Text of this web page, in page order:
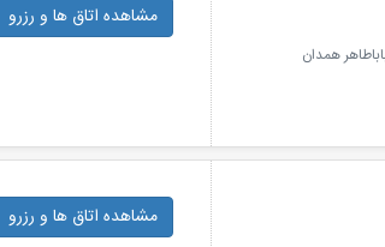
همدان
مشاهده اتاق ها و رزرو
مشاهده اتاق ها و رزرو